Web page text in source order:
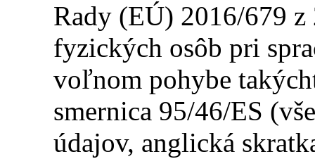
Rady (EÚ) 2016/679
fyzických osôb pri
voľnom pohybe
smernica 95/46/ES
údajov, anglická